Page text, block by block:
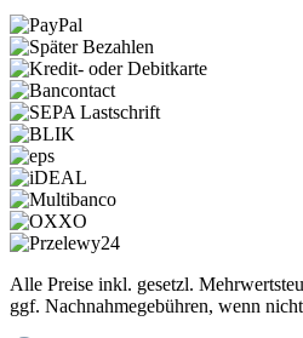
Alle Preise inkl. gesetzl.
ggf. Nachnahmegebühren, wenn